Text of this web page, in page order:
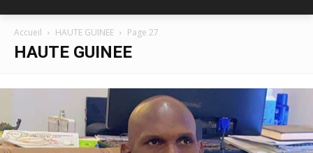
Accueil HAUTE GUINEE Page 27
HAUTE GUINEE